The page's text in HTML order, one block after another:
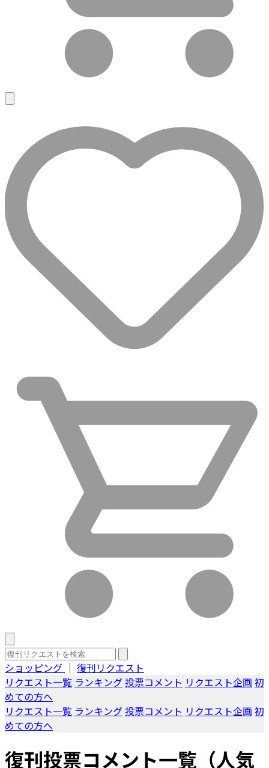
ショッピング ｜ 復刊リクエスト
リクエスト一覧 ランキング投票コメント リクエスト企画 初
めての方へ
リクエスト一覧 ランキング投票コメント リクエスト企画 初
めての方へ
復刊投票コメント一覧（人気